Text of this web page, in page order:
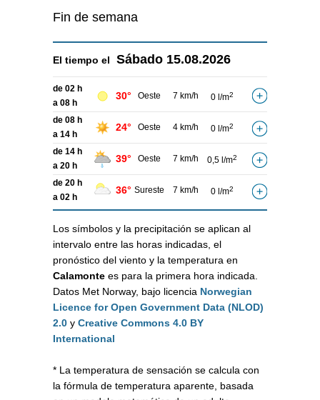
Fin de semana
El tiempo el Sábado 15.08.2026
de 02 h
a 08 h
30° Oeste 7 km/h 0 l/m2
de 08 h
a 14 h
24° Oeste 4 km/h 0 l/m2
de 14 h
a 20 h
39° Oeste 7 km/h 0,5 l/m2
de 20 h
a 02 h
36° Sureste 7 km/h 0 l/m2
Los símbolos y la precipitación se aplican al
intervalo entre las horas indicadas, el
pronóstico del viento y la temperatura en
Calamonte es para la primera hora indicada.
Datos Met Norway, bajo licencia Norwegian
Licence for Open Government Data (NLOD)
2.0 y Creative Commons 4.0 BY
International
* La temperatura de sensación se calcula con
la fórmula de temperatura aparente, basada